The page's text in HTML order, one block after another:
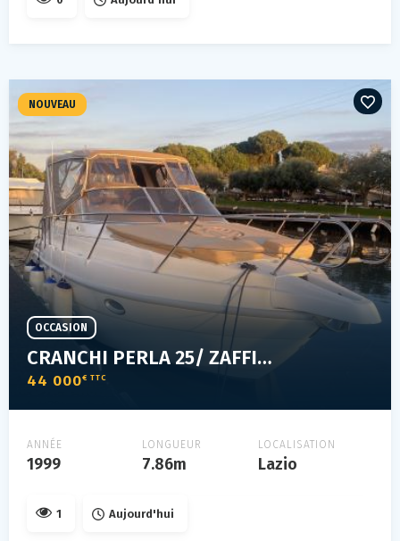
CRANCHI PERLA 25/ ZAFFIRO 28
44 000€ TTC
OCCASION
ANNÉE
1999
LONGUEUR
7.86m
LOCALISATION
Lazio
NOUVEAU
1 Aujourd'hui